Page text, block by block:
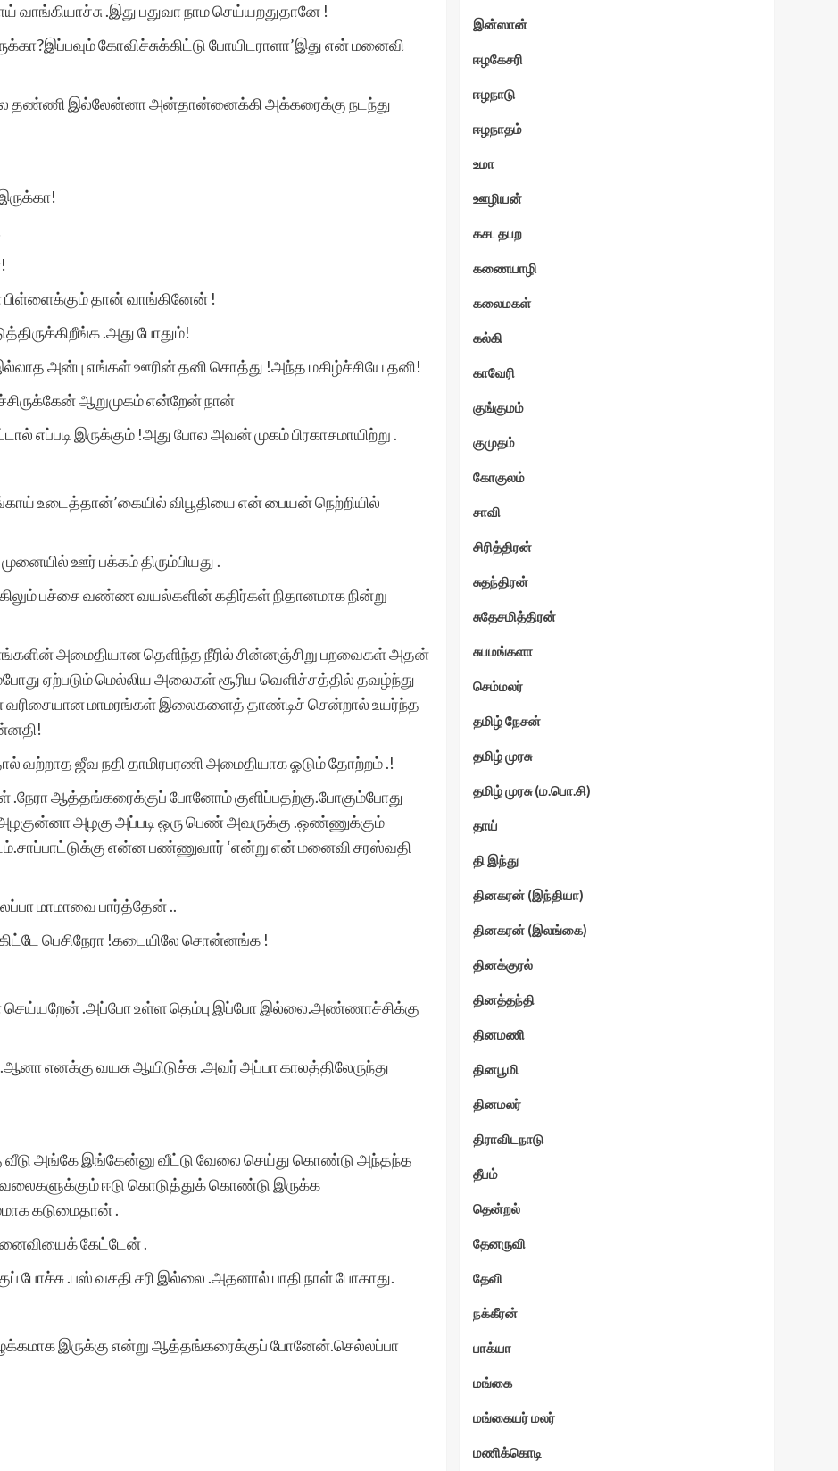
வாங்கியாச்சு .இது பதுவா நாம செய்யறதுதானே !
கோவிச்சுக்கிட்டு போயிடராளா’இது என் மனைவி
தண்ணி இல்லேன்னா அன்தான்னைக்கி அக்கரைக்கு நடந்து
தான் வாங்கினேன் !
.அது போதும்!
அன்பு எங்கள் ஊரின் தனி சொத்து !அந்த மகிழ்ச்சியே தனி!
ஆறுமுகம் என்றேன் நான்
எப்படி இருக்கும் !அது போல அவன் முகம் பிரகாசமாயிற்று .
உடைத்தான்’கையில் விபூதியை என் பையன் நெற்றியில்
ஊர் பக்கம் திரும்பியது .
பச்சை வண்ண வயல்களின் கதிர்கள் நிதானமாக நின்று
அமைதியான தெளிந்த நீரில் சின்னஞ்சிறு பறவைகள் அதன்
ஏற்படும் மெல்லிய அலைகள் சூரிய வெளிச்சத்தில் தவழ்ந்து
வரிசையான மாமரங்கள் இலைகளைத் தாண்டிச் சென்றால் உயர்ந்த
வற்றாத ஜீவ நதி தாமிரபரணி அமைதியாக ஓடும் தோற்றம் .!
.நேரா ஆத்தங்கரைக்குப் போனோம் குளிப்பதற்கு.போகும்போது
அழகு அப்படி ஒரு பெண் அவருக்கு .ஒண்ணுக்கும்
என்ன பண்ணுவார் ‘என்று என் மனைவி சரஸ்வதி
மாமாவை பார்த்தேன் ..
பெசிநேரா !கடையிலே சொன்னங்க !
செய்யறேன் .அப்போ உள்ள தெம்பு இப்போ இல்லை.அண்ணாச்சிக்கு
வயசு ஆயிடுச்சு .அவர் அப்பா காலத்திலேருந்து
அங்கே இங்கேன்னு வீட்டு வேலை செய்து கொண்டு அந்தந்த
ஈடு கொடுத்துக் கொண்டு இருக்க
கடுமைதான் .
கேட்டேன் .
போச்சு .பஸ் வசதி சரி இல்லை .அதனால் பாதி நாள் போகாது.
இருக்கு என்று ஆத்தங்கரைக்குப் போனேன்.செல்லப்பா
இன்ஸான்
ஈழகேசரி
ஈழநாடு
ஈழநாதம்
உமா
ஊழியன்
கசடதபற
கணையாழி
கலைமகள்
கல்கி
காவேரி
குங்குமம்
குமுதம்
கோகுலம்
சாவி
சிரித்திரன்
சுதந்திரன்
சுதேசமித்திரன்
சுபமங்களா
செம்மலர்
தமிழ் நேசன்
தமிழ் முரசு
தமிழ் முரசு (ம.பொ.சி)
தாய்
தி இந்து
தினகரன் (இந்தியா)
தினகரன் (இலங்கை)
தினக்குரல்
தினத்தந்தி
தினமணி
தினபூமி
தினமலர்
திராவிடநாடு
தீபம்
தென்றல்
தேனருவி
தேவி
நக்கீரன்
பாக்யா
மங்கை
மங்கையர் மலர்
மணிக்கொடி